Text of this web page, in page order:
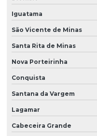
Iguatama
São Vicente de Minas
Santa Rita de Minas
Nova Porteirinha
Conquista
Santana da Vargem
Lagamar
Cabeceira Grande